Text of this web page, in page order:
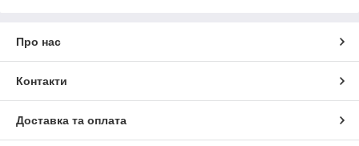
Про нас
Контакти
Доставка та оплата